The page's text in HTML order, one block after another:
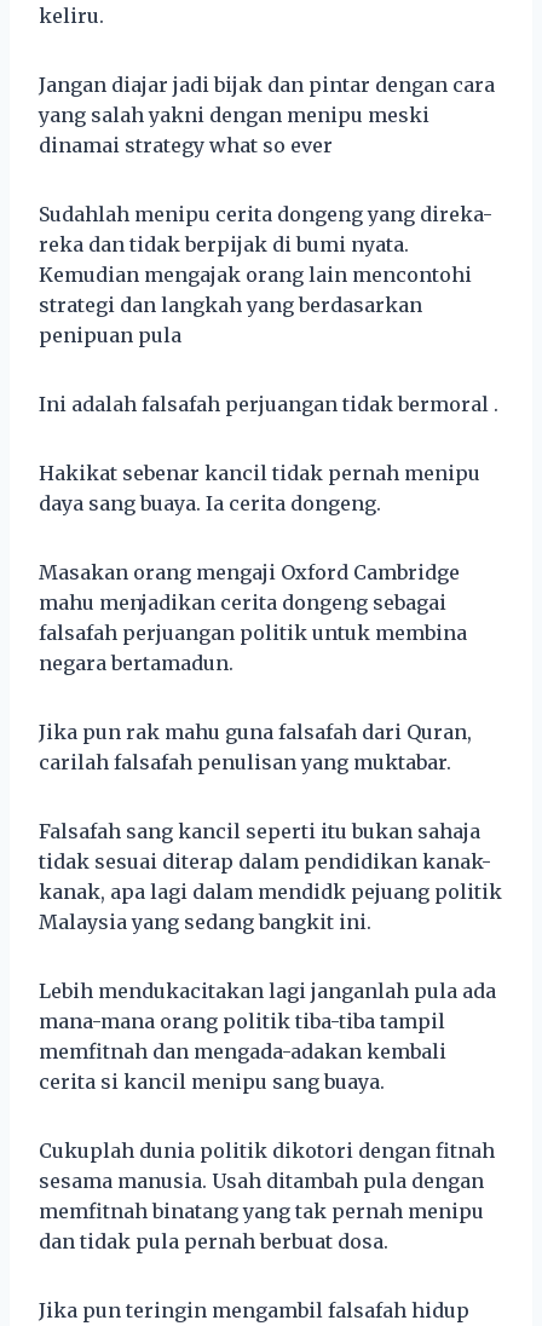
keliru.
Jangan diajar jadi bijak dan pintar dengan cara
yang salah yakni dengan menipu meski
dinamai strategy what so ever
Sudahlah menipu cerita dongeng yang direka-
reka dan tidak berpijak di bumi nyata.
Kemudian mengajak orang lain mencontohi
strategi dan langkah yang berdasarkan
penipuan pula
Ini adalah falsafah perjuangan tidak bermoral .
Hakikat sebenar kancil tidak pernah menipu
daya sang buaya. Ia cerita dongeng.
Masakan orang mengaji Oxford Cambridge
mahu menjadikan cerita dongeng sebagai
falsafah perjuangan politik untuk membina
negara bertamadun.
Jika pun rak mahu guna falsafah dari Quran,
carilah falsafah penulisan yang muktabar.
Falsafah sang kancil seperti itu bukan sahaja
tidak sesuai diterap dalam pendidikan kanak-
kanak, apa lagi dalam mendidk pejuang politik
Malaysia yang sedang bangkit ini.
Lebih mendukacitakan lagi janganlah pula ada
mana-mana orang politik tiba-tiba tampil
memfitnah dan mengada-adakan kembali
cerita si kancil menipu sang buaya.
Cukuplah dunia politik dikotori dengan fitnah
sesama manusia. Usah ditambah pula dengan
memfitnah binatang yang tak pernah menipu
dan tidak pula pernah berbuat dosa.
Jika pun teringin mengambil falsafah hidup